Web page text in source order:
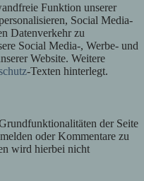
Funktion unserer
Social Media-
Datenverkehr zu
Social Media-, Werbe- und
Website. Weitere
-Texten hinterlegt.
der Seite
oder Kommentare zu
wird hierbei nicht